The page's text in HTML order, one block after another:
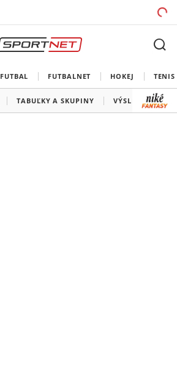
FUTBAL FUTBALNET HOKEJ TENIS
TABUĽKY A SKUPINY VÝSLEDKY